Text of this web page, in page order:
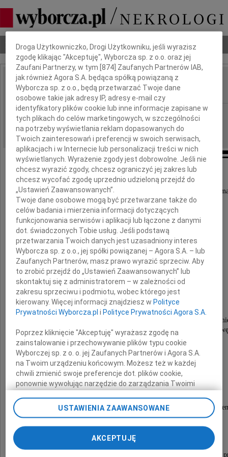
Nekrologi Odeszli Poradnik pogrzebowy
IMIĘ I NAZWISKO: Wojciech Kowerski
REGION: Gdańsk
DATA EMISJI: 12.04.2019
Ze smutkiem zawiadamiamy,
że 10 kwietnia 2019 roku po ciężkiej chorobie
Wojciech Kowerski
dumny obywatel Sopotu
zachwycony swoim miastem i żyjący nim,
wieloletni gospodarz toru na sopockim
strażnik pamięci o czasach minionych, przeuroczy
człowiek miliona talentów i umiejętności
a dla nas przede wszystkim
Mąż, Tata, Teść i Dziadek
Był dobrym, serdecznym i kochanym
który zasłużył na wdzięczną pamięć.
Pożegnanie nastąpi 16 kwietnia 2019 r.
na Cmentarzu Komunalnym w Sopocie:
o 12.30 - Msza Święta, o 13.00 wyprowadzenie urny z
Dbamy o Twoją prywatność
Droga Użytkowniczko, Drogi Użytkowniku, jeśli wyrazisz
zgodę klikając "Akceptuję", Wyborcza sp. z o.o. oraz jej
Zaufani Partnerzy, w tym [874] Zaufanych Partnerów IAB,
jak również Agora S.A. będąca spółką powiązaną z
Wyborcza sp. z o.o., będą przetwarzać Twoje dane
osobowe takie jak adresy IP, adresy e-mail czy
identyfikatory plików cookie lub inne informacje zapisane w
tych plikach do celów marketingowych, w szczególności
na potrzeby wyświetlania reklam dopasowanych do
Twoich zainteresowań i preferencji w swoich serwisach,
aplikacjach i w Internecie lub personalizacji treści w nich
wyświetlanych. Wyrażenie zgody jest dobrowolne. Jeśli nie
chcesz wyrazić zgody, chcesz ograniczyć jej zakres lub
chcesz wycofać zgodę uprzednio udzieloną przejdź do
„Ustawień Zaawansowanych”.
Twoje dane osobowe mogą być przetwarzane także do
celów badania i mierzenia informacji dotyczących
funkcjonowania serwisów i aplikacji lub łączone z danymi
dot. świadczonych Tobie usług. Jeśli podstawą
przetwarzania Twoich danych jest uzasadniony interes
Wyborcza sp. z o.o., jej spółki powiązanej – Agora S.A. – lub
Zaufanych Partnerów, masz prawo wyrazić sprzeciw. Aby
to zrobić przejdź do „Ustawień Zaawansowanych” lub
skontaktuj się z administratorem – w zależności od
zakresu sprzeciwu i podmiotu, wobec którego jest
kierowany. Więcej informacji znajdziesz wPolityce
Prywatności Wyborcza.pl iPolityce Prywatności Agora S.A.
Poprzez kliknięcie "Akceptuję" wyrażasz zgodę na
zainstalowanie i przechowywanie plików typu cookie
Wyborczej sp. z o. o. jej Zaufanych Partnerów i Agora S.A.
na Twoim urządzeniu końcowym. Możesz też w każdej
chwili zmienić swoje preferencje dot. plików cookie,
ponownie wywołując narzędzie do zarządzania Twoimi
odnośnik „Ustawienia prywatności” w stopce serwisu i
przechodząc do sekcji „Ustawienia zaawansowane”.
Zmiana ustawień plików cookie możliwa jest także za
pomocą ustawień przeglądarki.
USTAWIENIA ZAAWANSOWANE
AKCEPTUJĘ